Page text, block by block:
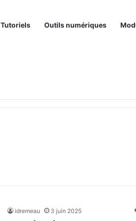
Tutoriels Outils numériques
idremeau 3 juin 2025